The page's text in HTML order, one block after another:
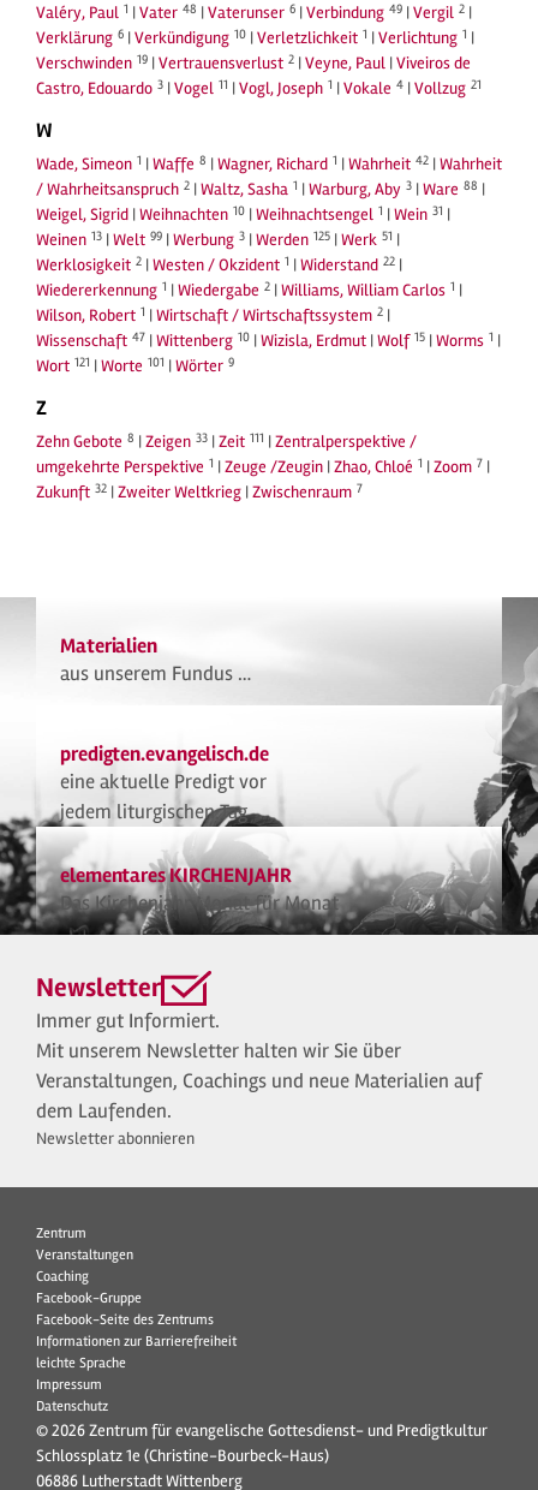
Valéry, Paul 1 |Vater 48 |Vaterunser 6 |Verbindung 49 |Vergil 2 |
Verklärung 6 |Verkündigung 10 |Verletzlichkeit 1 |Verlichtung 1 |
Verschwinden 19 |Vertrauensverlust 2 |Veyne, Paul |Viveiros de
Castro, Edouardo 3 |Vogel 11 |Vogl, Joseph 1 |Vokale 4 |Vollzug 21
W
Wade, Simeon 1 |Waffe 8 |Wagner, Richard 1 |Wahrheit 42 |Wahrheit
/ Wahrheitsanspruch 2 |Waltz, Sasha 1 |Warburg, Aby 3 |Ware 88 |
Weigel, Sigrid |Weihnachten 10 |Weihnachtsengel 1 |Wein 31 |
Weinen 13 |Welt 99 |Werbung 3 |Werden 125 |Werk 51 |
Werklosigkeit 2 |Westen / Okzident 1 |Widerstand 22 |
Wiedererkennung 1 |Wiedergabe 2 |Williams, William Carlos 1 |
Wilson, Robert 1 |Wirtschaft / Wirtschaftssystem 2 |
Wissenschaft 47 |Wittenberg 10 |Wizisla, Erdmut |Wolf 15 |Worms 1 |
Wort 121 |Worte 101 |Wörter 9
Z
Zehn Gebote 8 |Zeigen 33 |Zeit 111 |Zentralperspektive /
umgekehrte Perspektive 1 |Zeuge /Zeugin |Zhao, Chloé 1 |Zoom 7 |
Zukunft 32 |Zweiter Weltkrieg |Zwischenraum 7
Materialien
aus unserem Fundus …
predigten.evangelisch.de
eine aktuelle Predigt vor
jedem liturgischen Tag
elementares KIRCHENJAHR
Das Kirchenjahr Monat für Monat
Newsletter
Immer gut Informiert.
Mit unserem Newsletter halten wir Sie über
Veranstaltungen, Coachings und neue Materialien auf
dem Laufenden.
Newsletter abonnieren
Zentrum
Veranstaltungen
Coaching
Facebook-Gruppe
Facebook-Seite des Zentrums
Informationen zur Barrierefreiheit
leichte Sprache
Impressum
Datenschutz
© 2026 Zentrum für evangelische Gottesdienst- und Predigtkultur
Schlossplatz 1e (Christine-Bourbeck-Haus)
06886 Lutherstadt Wittenberg